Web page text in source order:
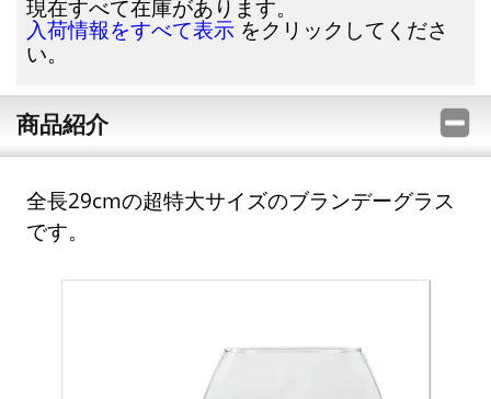
現在すべて在庫があります。
入荷情報をすべて表示 をクリックしてくださ
い。
商品紹介
全長29cmの超特大サイズのブランデーグラス
です。